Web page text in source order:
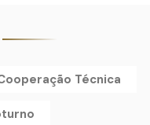
Técnica